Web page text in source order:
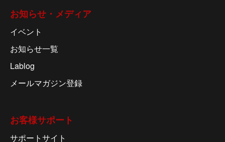
お知らせ・メディア
イベント
お知らせ一覧
Lablog
メールマガジン登録
お客様サポート
サポートサイト